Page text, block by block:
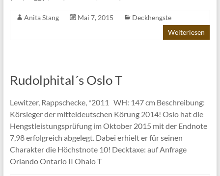
Anita Stang Mai 7, 2015
Deckhengste
Weiterlesen
Rudolphital´s Oslo T
Lewitzer, Rappschecke, *2011 WH: 147 cm Beschreibung:
Körsieger der mitteldeutschen Körung 2014! Oslo hat die
Hengstleistungsprüfung im Oktober 2015 mit der Endnote
7,98 erfolgreich abgelegt. Dabei erhielt er für seinen
Charakter die Höchstnote 10! Decktaxe: auf Anfrage
Orlando Ontario II Ohaio T